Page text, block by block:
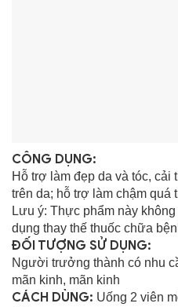
CÔNG DỤNG:
Hỗ trợ làm đẹp da và tóc, cải
trên da; hỗ trợ làm chậm quá
Lưu ý: Thực phẩm này
dụng thay thế thuốc chữa
ĐỐI TƯỢNG SỬ DỤNG:
Người trưởng thành có nhu
mãn kinh, mãn kinh
CÁCH DÙNG: Uống 2 viên